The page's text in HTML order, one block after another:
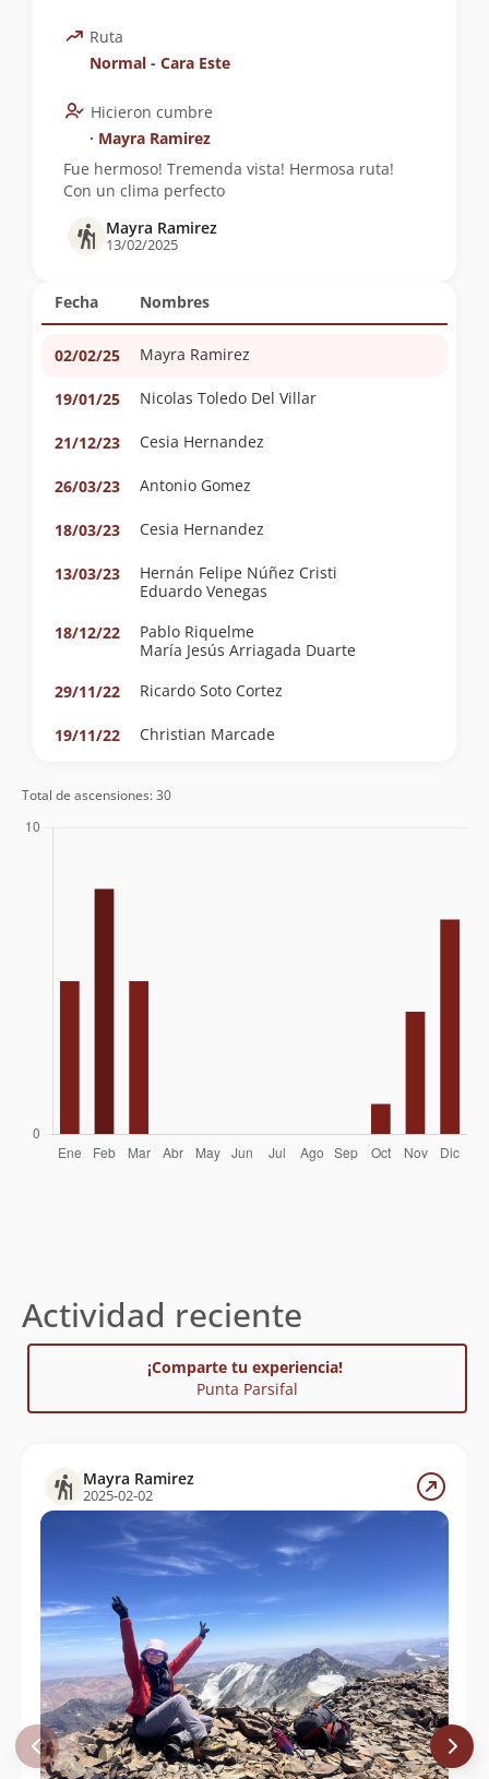
Fecha Nombres
02/02/25 Mayra Ramirez
19/01/25 Nicolas Toledo Del Villar
21/12/23 Cesia Hernandez
26/03/23 Antonio Gomez
18/03/23 Cesia Hernandez
13/03/23
Hernán Felipe Núñez Cristi
Eduardo Venegas
18/12/22
Pablo Riquelme
María Jesús Arriagada Duarte
29/11/22
Ricardo Soto Cortez
19/11/22 Christian Marcade
28/12/46
Wolfgang Förster
Ruta
Normal - Cara Este
Hicieron cumbre
∙ Mayra Ramirez
Fue hermoso! Tremenda vista! Hermosa ruta!
Con un clima perfecto
Mayra Ramirez
13/02/2025
Total de ascensiones: 30
Actividad reciente
¡Comparte tu experiencia!
Punta Parsifal
Mayra Ramirez
2025-02-02